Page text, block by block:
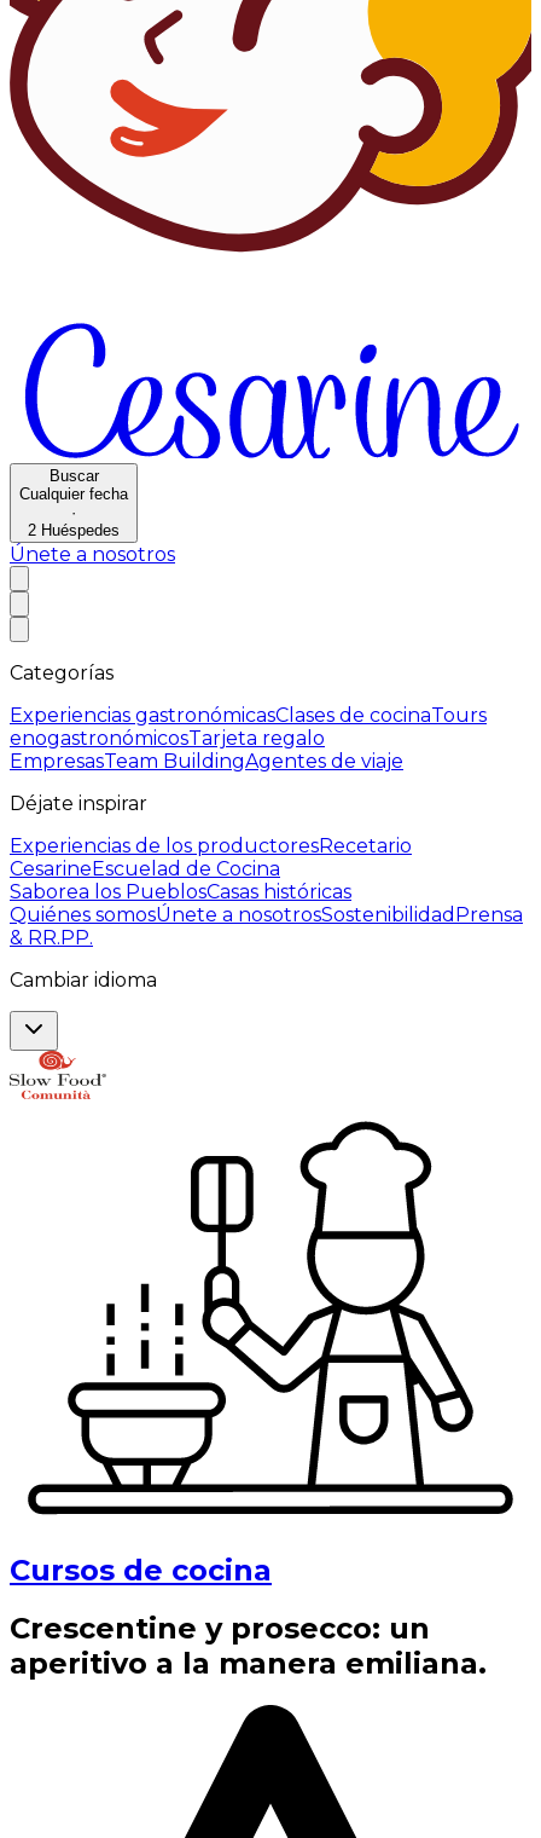
Buscar
Cualquier fecha
·
2 Huéspedes
Únete a nosotros
Categorías
Experiencias gastronómicasClases de cocinaTours
enogastronómicosTarjeta regalo
EmpresasTeam BuildingAgentes de viaje
Déjate inspirar
Experiencias de los productoresRecetario
CesarineEscuelad de Cocina
Saborea los PueblosCasas históricas
Quiénes somosÚnete a nosotrosSostenibilidad Prensa
& RR.PP.
Cambiar idioma
Cursos de cocina
Crescentine y prosecco: un
aperitivo a la manera emiliana.